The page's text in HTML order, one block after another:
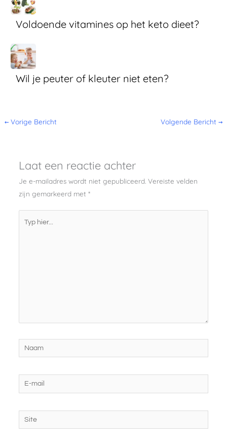
Voldoende vitamines op het keto dieet?
Wil je peuter of kleuter niet eten?
← Vorige Bericht Volgende Bericht →
Laat een reactie achter
Je e-mailadres wordt niet gepubliceerd. Vereiste velden
zijn gemarkeerd met *
hier...
Naam
mail
Site